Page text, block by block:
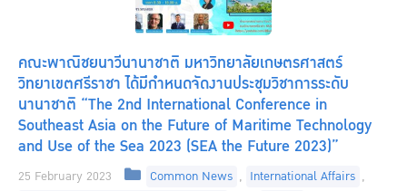
คณะพาณิชยนาวีนานาชาติ มหาวิทยาลัยเกษตรศาสตร์
วิทยาเขตศรีราชา ได้มีกำหนดจัดงานประชุมวิชาการระดับ
นานาชาติ “The 2nd International Conference in
Southeast Asia on the Future of Maritime Technology
and Use of the Sea 2023 (SEA the Future 2023)”
25 February 2023 Categories
Common News , International Affairs ,